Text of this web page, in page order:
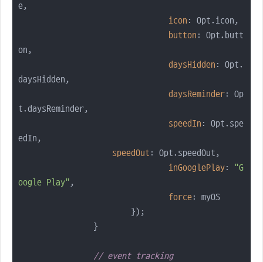
e,
icon : Opt.icon,
button : Opt.butt
on,
daysHidden : Opt.
daysHidden,
daysReminder: Op
t.daysReminder,
speedIn : Opt.spe
edIn,
speedOut : Opt.speedOut,
inGooglePlay: "G
oogle Play" ,
force: myOS
// event tracking